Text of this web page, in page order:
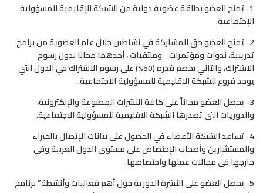
1- يُمنح العضو بطاقة عضوية دولية من الشبكة الإقليمية للمسؤولية
الإجتماعية.
2- يُمنح العضو حق المشاركة في نشاطين خلال عام العضوية من برامج
تدريبية، ندوات ومؤتمرات وملتقيات ، أحدهما مجانا بدون رسوم
الاشتراك، والثاني بخصم قدره (50%) على رسوم الاشتراك في الدول التي
يوجد فروع للشبكة الاقليمية للمسؤولية الاجتماعية..
3- يحصل العضو مجاناً على كافة النشرات المطبوعة والإلكترونية،
والدوريات التي تصدرها الشبكة الاقليمية للمسؤولية الاجتماعية.
4- تساعد الشبكة الأعضاء في الحصول على بيانات الإتصال بالخبراء
والمستشارين وأصحاب الإختصاص على مستوى الدول العربية وفي
خارجها في مجالات عملها واختصاصها.
5- يحصل العضو على النشرة الدورية حول أهم فعاليات وأنشطة” برنامج